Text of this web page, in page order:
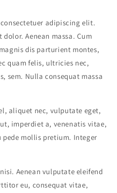
adipiscing elit.
Aenean massa. Cum
dis parturient montes,
quam felis, ultricies nec,
sem. Nulla consequat massa
aliquet nec, vulputate eget,
imperdiet a, venenatis vitae,
mollis pretium. Integer
Aenean vulputate eleifend
eu, consequat vitae,